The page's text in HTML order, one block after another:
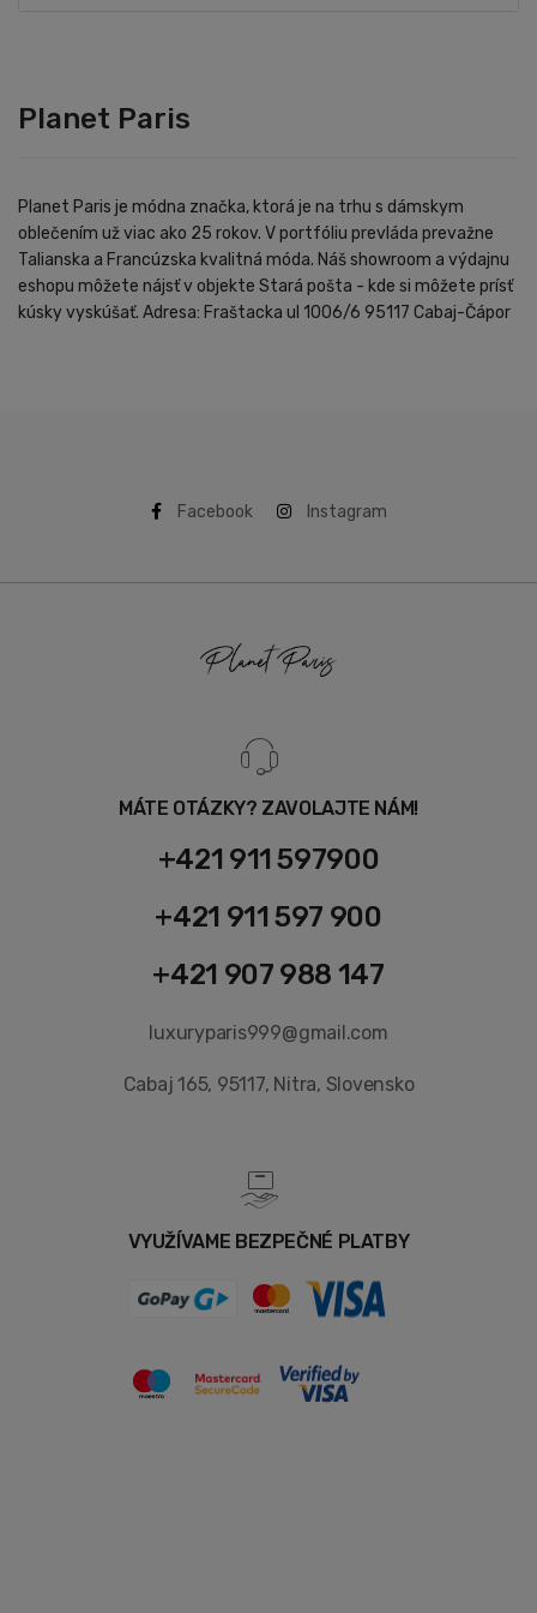
Planet Paris
Planet Paris je módna značka, ktorá je na trhu s dámskym
oblečením už viac ako 25 rokov. V portfóliu prevláda prevažne
Talianska a Francúzska kvalitná móda. Náš showroom a výdajnu
eshopu môžete nájsť v objekte Stará pošta - kde si môžete prísť
kúsky vyskúšať. Adresa: Fraštacka ul 1006/6 95117 Cabaj-Čápor
Facebook Instagram
MÁTE OTÁZKY? ZAVOLAJTE NÁM!
+421 911 597900
+421 911 597 900
+421 907 988 147
luxuryparis999@gmail.com
Cabaj 165, 95117, Nitra, Slovensko
VYUŽÍVAME BEZPEČNÉ PLATBY